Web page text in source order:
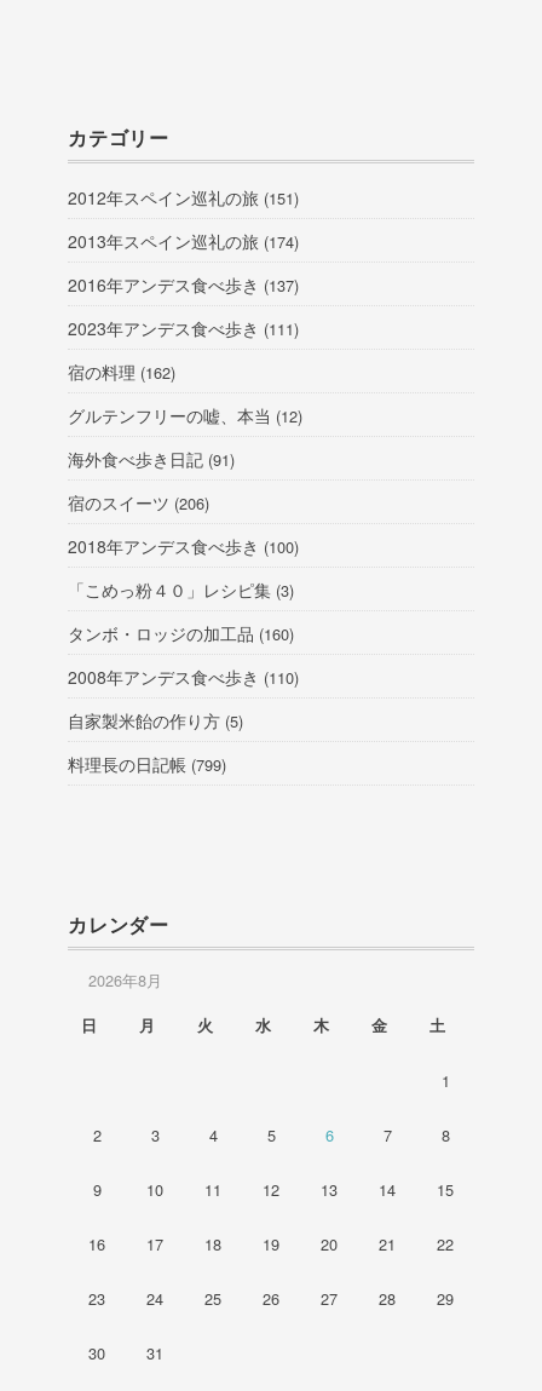
カテゴリー
2012年スペイン巡礼の旅 (151)
2013年スペイン巡礼の旅 (174)
2016年アンデス食べ歩き (137)
2023年アンデス食べ歩き (111)
宿の料理 (162)
グルテンフリーの嘘、本当 (12)
海外食べ歩き日記 (91)
宿のスイーツ (206)
2018年アンデス食べ歩き (100)
「こめっ粉４０」レシピ集 (3)
タンボ・ロッジの加工品 (160)
2008年アンデス食べ歩き (110)
自家製米飴の作り方 (5)
料理長の日記帳 (799)
カレンダー
2026年8月
日 月 火 水 木 金 土
1
2 3 4 5 6 7 8
9 10 11 12 13 14 15
16 17 18 19 20 21 22
23 24 25 26 27 28 29
30 31